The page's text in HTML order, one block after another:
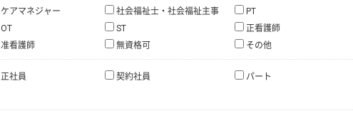
ケアマネジャー
社会福祉士・社会福祉主事
PT
OT
ST
正看護師
准看護師
無資格可 その他
正社員 契約社員 パート